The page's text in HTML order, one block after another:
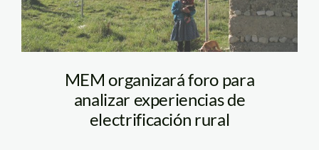
MEM organizará foro para
analizar experiencias de
electrificación rural